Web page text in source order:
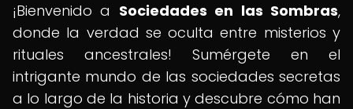
¡Bienvenido a Sociedades en las Sombras,
donde la verdad se oculta entre misterios y
rituales ancestrales! Sumérgete en el
intrigante mundo de las sociedades secretas
a lo largo de la historia y descubre cómo han